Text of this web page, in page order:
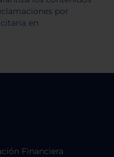
Financiera